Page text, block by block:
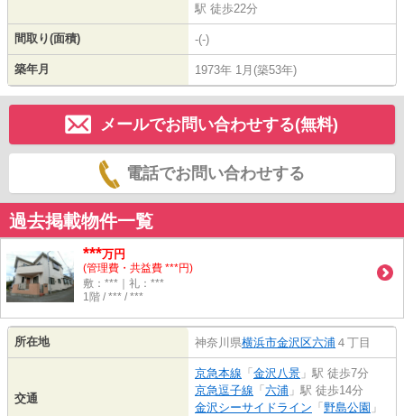
駅 徒歩22分
間取り(面積) -(-)
築年月 1973年 1月(築53年)
メールでお問い合わせする(無料)
電話でお問い合わせする
過去掲載物件一覧
***万円
(管理費・共益費 ***円)
敷：***｜礼：***
1階 / *** / ***
所在地 神奈川県横浜市金沢区六浦 ４丁目
交通
京急本線 「 金沢八景 」駅 徒歩7分
京急逗子線 「 六浦 」駅 徒歩14分
金沢シーサイドライン 「 野島公園 」